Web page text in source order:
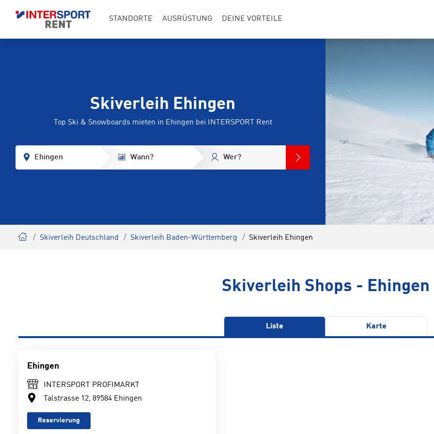
STANDORTE AUSRÜSTUNG DEINE VORTEILE
Skiverleih Ehingen
Top Ski & Snowboards mieten in Ehingen bei INTERSPORT Rent
Ehingen Wann? Wer?
Skiverleih Deutschland Skiverleih Baden-Württemberg Skiverleih Ehingen
Skiverleih Shops - Ehingen
Liste Karte
Ehingen
INTERSPORT PROFIMARKT
Talstrasse 12, 89584 Ehingen
Reservierung